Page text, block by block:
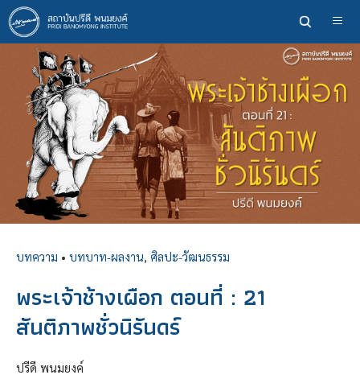
ข้าม
ไป
ยัง
เนื้อหา
บทความ • บทบาท-ผลงาน, ศิลปะ-วัฒนธรรม
พระเจ้าช้างเผือก ตอนที่ : 21
สันติภาพชั่วนิรันดร์
ปรีดี พนมยงค์